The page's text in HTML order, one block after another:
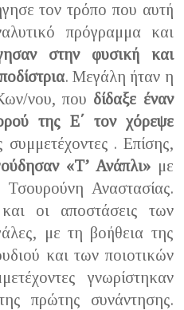
τον τρόπο που αυτή
πρόγραμμα και
στην φυσική και
. Μεγάλη ήταν η
νου, που δίδαξε έναν
της Ε΄ τον χόρεψε
. Επίσης,
«Τ’ Ανάπλι» με
Αναστασίας.
οι αποστάσεις των
με τη βοήθεια της
και των ποιοτικών
γνωρίστηκαν
πρώτης συνάντησης.